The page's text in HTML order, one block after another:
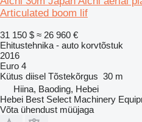
Articulated boom lif
31 150 $ ≈ 26 960 €
Ehitustehnika - auto korvtõstuk
2016
Euro 4
Kütus diisel Tõstekõrgus 30 m
Hiina, Baoding, Hebei
Hebei Best Select Machinery
Võta ühendust müüjaga